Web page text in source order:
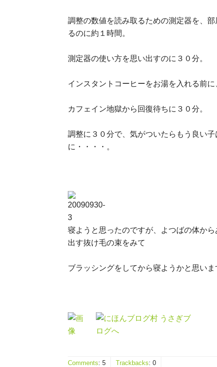
調整の数値を読み取るための測定器を、
るのに約１時間。
測定器の使い方を思い出すのに３０分。
インスタントコーヒーをお湯を入れる前
カフェイン地獄から回復待ちに３０分。
調整に３０分で、気がついたらもう良い
に・・・・。
寝ようと思ったのですが、よつばの体か
出す抜け毛の束をみて
ブラッシングをしてから寝ようかと思い
Comments: 5 Trackbacks: 0